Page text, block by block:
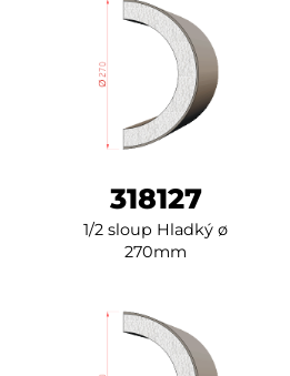
318127
1/2 sloup Hladký ø
270mm